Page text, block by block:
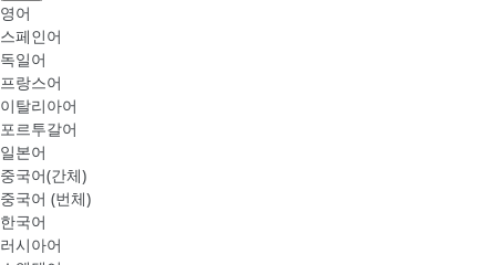
영어
스페인어
독일어
프랑스어
이탈리아어
포르투갈어
일본어
중국어(간체)
중국어 (번체)
한국어
러시아어